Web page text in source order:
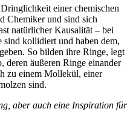
einer chemischen
Chemiker und sind sich
natürlicher Kausalität – bei
kollidiert und haben dem,
So bilden ihre Ringe, legt
deren äußeren Ringe einander
zu einem Mollekül, einer
sind.
aber auch eine Inspiration für